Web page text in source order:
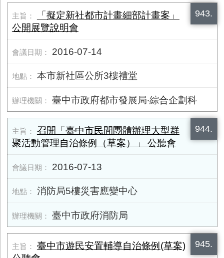
943.
「擬定新社都市計畫細部計畫案」
公開展覽說明會
2016-07-14
本市新社區公所3樓禮堂
臺中市政府都市發展局‧綜合企劃科
944.
召開「臺中市民間團體辦理大型群
聚活動管理自治條例（草案）」 公聽會
2016-07-13
消防局5樓災害應變中心
臺中市政府消防局
945.
臺中市遊民安置輔導自治條例(草案)